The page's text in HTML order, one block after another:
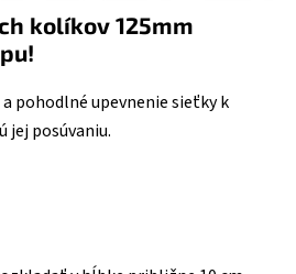
kolíkov 125mm
pohodlné upevnenie sieťky k
jej posúvaniu.